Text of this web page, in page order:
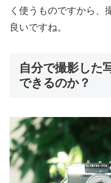
く使うものですから、
良いですね。
自分で撮影した
できるのか？